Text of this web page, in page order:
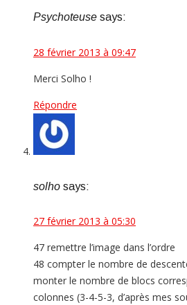
Psychoteuse says:
28 février 2013 à 09:47
Merci Solho !
Répondre
solho says:
27 février 2013 à 05:30
47 remettre l’image dans l’ordre
48 compter le nombre de
monter le nombre de blocs
colonnes (3-4-5-3, d’après mes